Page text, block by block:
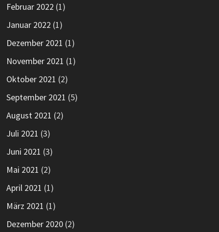
Februar 2022 (1)
Januar 2022 (1)
Dezember 2021 (1)
November 2021 (1)
Oktober 2021 (2)
September 2021 (5)
August 2021 (2)
Juli 2021 (3)
Juni 2021 (3)
Mai 2021 (2)
April 2021 (1)
März 2021 (1)
Dezember 2020(2)